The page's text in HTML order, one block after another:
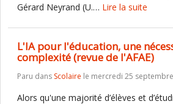
Gérard Neyrand (U.… Lire la suite
L'IA pour l'éducation, une
complexité (revue de l'AFAE)
Paru dans Scolaire le mercredi 25
Alors qu'une majorité d’élèves et